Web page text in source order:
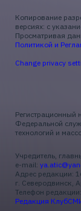
Копирование
версиях: с
Просматривая
Политикой и
Change privacy
Регистрационный
Федеральной
технологий и
Учредитель,
e-mail:
Адрес редакции:
г. Северодвинск,
Телефон редакции:
Редакция